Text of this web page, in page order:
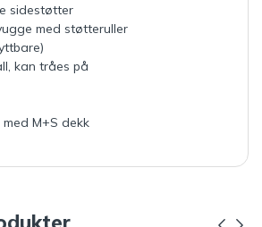
sidestøtter
med støtteruller
kan tråes på
M+S dekk